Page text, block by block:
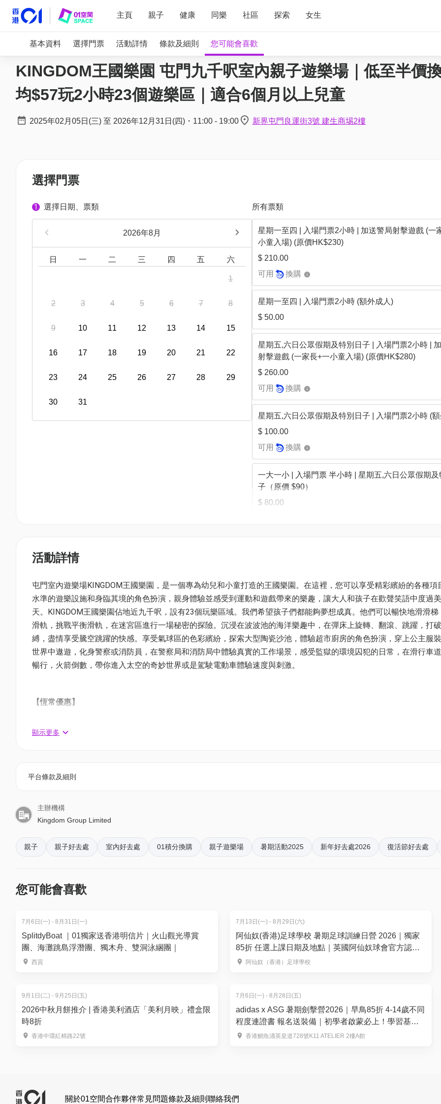
主頁 親子 健康 同樂 社區 探索 女生
基本資料 選擇門票 活動詳情 條款及細則 您可能會喜歡
KINGDOM王國樂園 屯門九千呎室內親子遊樂場｜低至半價
均$57玩2小時23個遊樂區｜適合6個月以上兒童
2025年02月05日(三) 至 2026年12月31日(四) ・ 11:00 - 19:00 新界屯門良運街3號 建生商埸2樓
選擇門票
1 選擇日期、票類
2026年8月
日 一 二 三 四 五 六
1
2 3 4 5 6 7 8
9 10 11 12 13 14 15
16 17 18 19 20 21 22
23 24 25 26 27 28 29
30 31
2026年9月
日
所有票類
星期一至四 | 入場門票2小時 | 加送警局射擊遊戲 (一
小童入場) (原價HK$230)
$ 210.00
可用
換購
星期一至四 | 入場門票2小時 (額外成人)
$ 50.00
星期五,六日公眾假期及特別日子 | 入場門票2小時 |
射擊遊戲 (一家長+一小童入場) (原價HK$280)
$ 260.00
可用
換購
星期五,六日公眾假期及特別日子 | 入場門票2小時 (
$ 100.00
可用
換購
一大一小 | 入場門票 半小時 | 星期五,六日公眾假期及
子（原價 $90）
$ 80.00
戲 (兩家長+兩小童入場) (原價HK$460)
$ 230.00
【買二送二】星期五,六日公眾假期及特別日子 | 入場
小時 | 加送警局射擊遊戲 (兩家長+兩小童入場) (原價
HK$560)
$ 280.00
活動詳情
屯門室內遊樂場KINGDOM王國樂園，是一個專為幼兒和小童打造的王國樂園。在這裡，您可以享受精彩繽紛的各種項
水準的遊樂設施和身臨其境的角色扮演，親身體驗並感受到運動和遊戲帶來的樂趣，讓大人和孩子在歡聲笑語中度過
天。KINGDOM王國樂園佔地近九千呎，設有23個玩樂區域。我們希望孩子們都能夠夢想成真。他們可以暢快地滑滑梯
滑軌，挑戰平衡滑軌，在迷宮區進行一場秘密的探險。沉浸在波波池的海洋樂趣中，在彈床上旋轉、翻滾、跳躍，打
縛，盡情享受騰空跳躍的快感。享受氣球區的色彩繽紛，探索大型陶瓷沙池，體驗超市廚房的角色扮演，穿上公主服
世界中遨遊，化身警察或消防員，在警察局和消防局中體驗真實的工作場景，感受監獄的環境囚犯的日常，在滑行車
暢行，火箭倒數，帶你進入太空的奇妙世界或是駕駛電動車體驗速度與刺激。
【恆常優惠】
門票2小時 (一家長+一小童入場) 加送警局射擊遊戲
額外成人
入場門票2小時（只限已購買套票另加購額外成人）
額外半小時
01空間特別優惠價: HK$70 (原價HK$80)
星期五, 六日, 公眾假期及特別日子入場
入場門票2小時 (一家長+一小童入場) 加送警局射擊遊戲
額外成人入場門票2小時（只限已購買套票另加購額外成人）
額外半小時入場門票（只限已購買1大1小套票另加半小時）
01空間特別優惠價: HK$80 (原價HK$90)
備註：【*低至半價/9折換購】 - 優惠適用指定活動門票，以01積分抵扣方式付款。以上優惠價錢均以扣減最多「01積
顯示更多
平台條款及細則
主辦機構
Kingdom Group Limited
親子 親子好去處 室內好去處 01積分換購 親子遊樂場 暑期活動2025 新年好去處2026 復活節好去處
您可能會喜歡
7月6日(一) - 8月31日(一)
SplitdyBoat ｜01獨家送香港明信片｜火山觀光導賞
團、海灘跳島浮潛團、獨木舟、雙洞泳綑團｜
西貢
7月13日(一) - 8月29日(六)
阿仙奴(香港)足球學校 暑期足球訓練日營 2026｜獨家
85折 任選上課日期及地點｜英國阿仙奴球會官方認證
適合3-13歲 教你成為小槍手！
阿仙奴（香港）足球學校
9月1日(二) - 9月25日(五)
2026中秋月餅推介 | 香港美利酒店「美利月映」禮盒限
時8折
香港中環紅棉路22號
7月6日(一) - 8月28日(五)
adidas x ASG 暑期劍擊營2026｜早鳥85折 4-14歲不同
程度連證書 報名送裝備｜初學者啟蒙必上！學習基礎
技巧｜APEX FENCING TEAM【用推廣碼減高達
香港鰂魚涌英皇道728號K11 ATELIER 2樓A館
關於01空間合作夥伴常見問題條款及細則 聯絡我們